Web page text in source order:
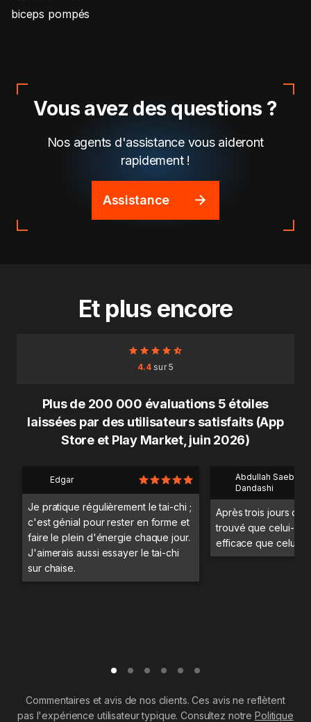
biceps pompés
Vous avez des questions ?
Nos agents d'assistance vous aideront
rapidement !
Assistance
Et plus encore
4.4 sur 5
Plus de 200 000 évaluations 5 étoiles
laissées par des utilisateurs satisfaits (App
Store et Play Market, juin 2026)
Edgar
Je pratique régulièrement le tai-chi ;
c'est génial pour rester en forme et
faire le plein d'énergie chaque jour.
J'aimerais aussi essayer le tai-chi
sur chaise.
Abdullah Saeb Al
Dandashi
Après trois jours
trouvé que celui-ci
efficace que celui
Commentaires et avis de nos clients. Ces avis ne reflètent
pas l'expérience utilisateur typique. Consultez notrePolitique